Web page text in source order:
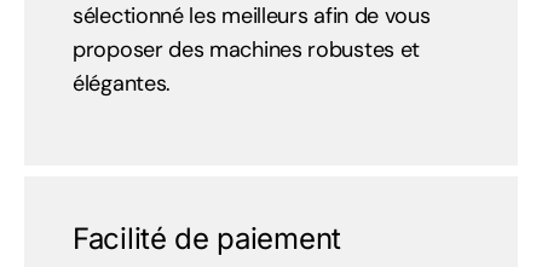
sélectionné les meilleurs afin de vous
proposer des machines robustes et
élégantes.
Facilité de paiement